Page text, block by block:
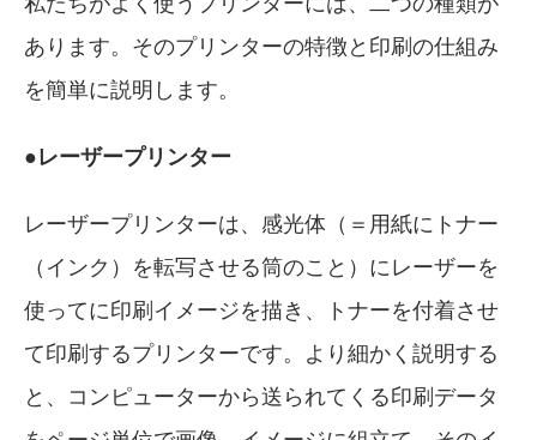
あります。そのプリンターの特徴と印刷の仕組み
を簡単に説明します。
●レーザープリンター
レーザープリンターは、感光体（＝用紙にトナー
（インク）を転写させる筒のこと）にレーザーを
使ってに印刷イメージを描き、トナーを付着させ
て印刷するプリンターです。より細かく説明する
と、コンピューターから送られてくる印刷データ